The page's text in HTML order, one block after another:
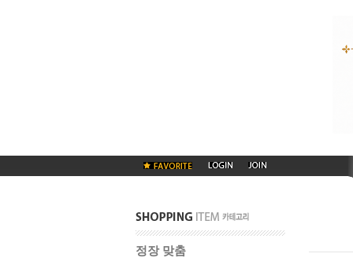
정장 맞춤